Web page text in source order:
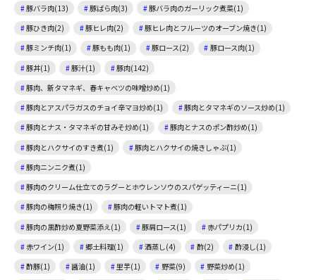
豚バラ肉(13)
豚ばら肉(3)
豚バラ肉のガーリック煮菜(1)
豚ひき肉(2)
豚ヒレ肉(2)
豚ヒレ肉とフルーツのオーブン焼き(1)
豚ミンチ肉(1)
豚もも肉(1) 豚ロース(2)
豚ロース肉(1)
豚丼(1)
豚汁(1)
豚肉(142)
豚肉、新タマネギ、春キャベツの味噌炒め(1)
豚肉とアスパラガスのチョイ辛マヨ炒め(1)
豚肉とタマネギのソース炒め(1)
豚肉とナス・タマネギの甘みそ炒め(1)
豚肉とナスのポン酢炒め(1)
豚肉とハクサイのすき煮(1)
豚肉とハクサイの焼きしゃぶ(1)
豚肉ニンニク煮(1)
豚肉のクリーム仕立てのラグーとホウレンソウのスパゲッティーニ(1)
豚肉の梅照り焼き(1)
豚肉の軽いトマト煮(1)
豚肉の黒酢炒め夏野菜添え(1)
豚肩ロース(1)
赤パプリカ(1)
赤ワイン(1)
郷土料理(1) 酒蒸し(4) 酢(2)
酢浸し(1)
酢豚(1)
醤油(1) 里芋(1) 野菜(9)
野菜炒め(1)